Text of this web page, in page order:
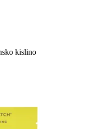
kislino